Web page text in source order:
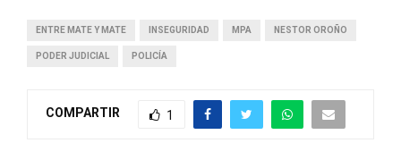
ENTRE MATE Y MATE INSEGURIDAD MPA NESTOR OROÑO
PODER JUDICIAL POLICÍA
COMPARTIR 1